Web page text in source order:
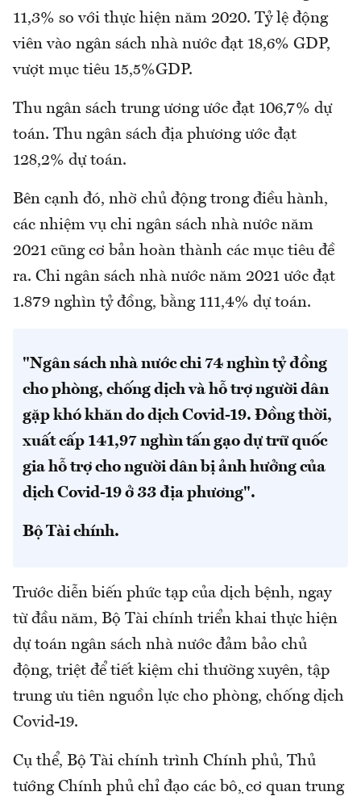
11,3% so với thực hiện năm 2020. Tỷ lệ động
viên vào ngân sách nhà nước đạt 18,6% GDP,
vượt mục tiêu 15,5%GDP.
Thu ngân sách trung ương ước đạt 106,7% dự
toán. Thu ngân sách địa phương ước đạt
128,2% dự toán.
Bên cạnh đó, nhờ chủ động trong điều hành,
các nhiệm vụ chi ngân sách nhà nước năm
2021 cũng cơ bản hoàn thành các mục tiêu đề
ra. Chi ngân sách nhà nước năm 2021 ước đạt
1.879 nghìn tỷ đồng, bằng 111,4% dự toán.
"Ngân sách nhà nước chi 74 nghìn tỷ đồng
cho phòng, chống dịch và hỗ trợ người dân
gặp khó khăn do dịch Covid-19. Đồng thời,
xuất cấp 141,97 nghìn tấn gạo dự trữ quốc
gia hỗ trợ cho người dân bị ảnh hưởng của
dịch Covid-19 ở 33 địa phương".
Bộ Tài chính.
Trước diễn biến phức tạp của dịch bệnh, ngay
từ đầu năm, Bộ Tài chính triển khai thực hiện
dự toán ngân sách nhà nước đảm bảo chủ
động, triệt để tiết kiệm chi thường xuyên, tập
trung ưu tiên nguồn lực cho phòng, chống dịch
Covid-19.
Cụ thể, Bộ Tài chính trình Chính phủ, Thủ
tướng Chính phủ chỉ đạo các bộ, cơ quan trung